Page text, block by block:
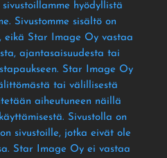
hyödyllistä
. Sivustomme sisältö on
, eikä Star Image Oy vastaa
, ajantasaisuudesta tai
. Star Image Oy
tai välillisestä
aiheutuneen näillä
. Sivustolla on
sivustoille, jotka eivät ole
. Star Image Oy ei vastaa